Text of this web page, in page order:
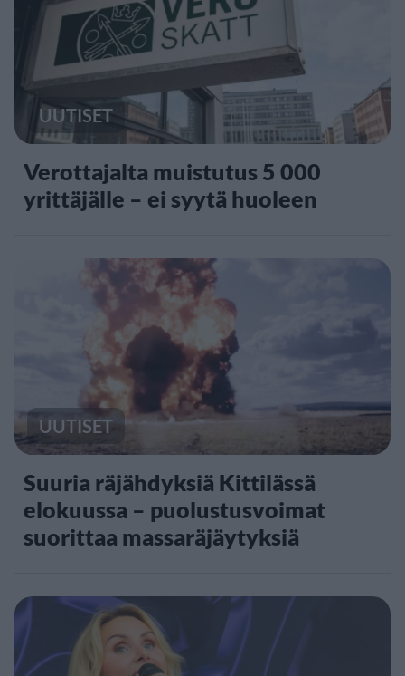
UUTISET
Verottajalta muistutus 5 000
yrittäjälle – ei syytä huoleen
UUTISET
Suuria räjähdyksiä Kittilässä
elokuussa – puolustusvoimat
suorittaa massaräjäytyksiä